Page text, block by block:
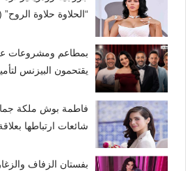
“الحلاوة حلاوة
بمطاعم ومشروعات
يقتحمون البيزنس
فاطمة بوش ملكة
شائعات ارتباطها
بفستان الزفاف